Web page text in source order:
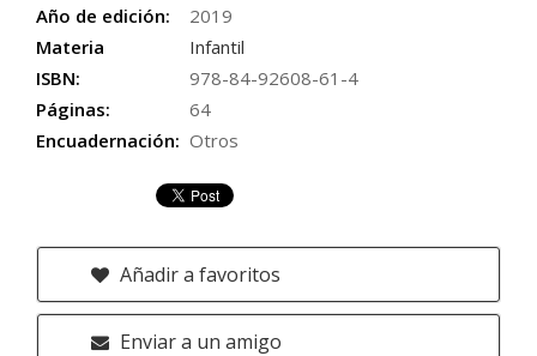
Año de edición:
2019
Materia
Infantil
ISBN:
978-84-92608-61-4
Páginas:
64
Encuadernación: Otros
Añadir a favoritos
Enviar a un amigo